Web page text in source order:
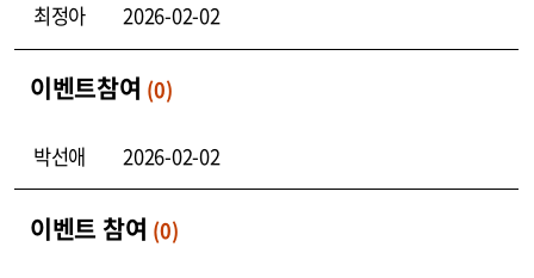
최정아 2026-02-02
이벤트참여 (0)
박선애 2026-02-02
이벤트 참여 (0)